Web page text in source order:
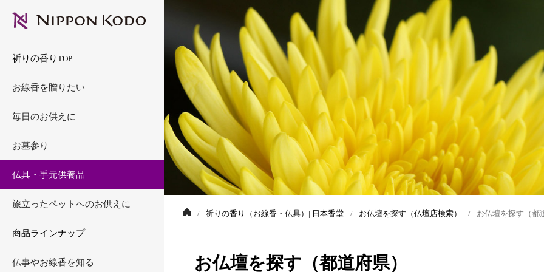
祈りの香り TOP
お線香を贈りたい
訃報の知らせが届いたら
ご注文ご利用ガイド
季節の仏事
ご予算から選ぶ
風呂敷包みお線香
ご結婚が決まったら（慶事用お線
香）
電報・弔電・ギフト券
毎日のお供えに
シリーズから選ぶ
短いサイズのお線香
お墓参り
お墓掃除代行（美墓）
仏具・手元供養品
仏具
お仏壇を探す（仏壇店検索）
旅立ったペットへのお供えに
商品ラインナップ
仏事やお線香を知る
日々の供養の知識
弔問・会葬の手引き
お墓と仏壇の手引き
臨終の際の手引き
通夜の際の手引き
葬儀・告別式の手引き
葬儀後・法要の手引き
お線香・ローソクの知識
お線香・お香の出来るまで
香の種類
香の原料
仏事と風習の読みもの
新盆とは？初めてでもわかる迎え
方・準備・マナー完全ガイド
祈りの香り（お線香・仏具）| 日本香堂 お仏壇を探す（仏壇店検索） お仏壇を探す（都
お仏壇を探す（都道府県）